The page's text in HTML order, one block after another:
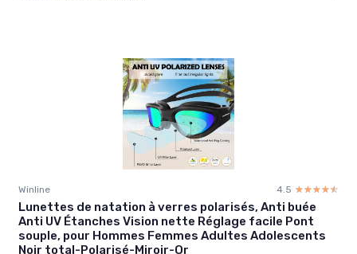
Winline 4.5 ☆☆☆☆☆
★★★★★
Lunettes de natation à verres polarisés, Anti buée
Anti UV Étanches Vision nette Réglage facile Pont
souple, pour Hommes Femmes Adultes Adolescents
Noir total-Polarisé-Miroir-Or